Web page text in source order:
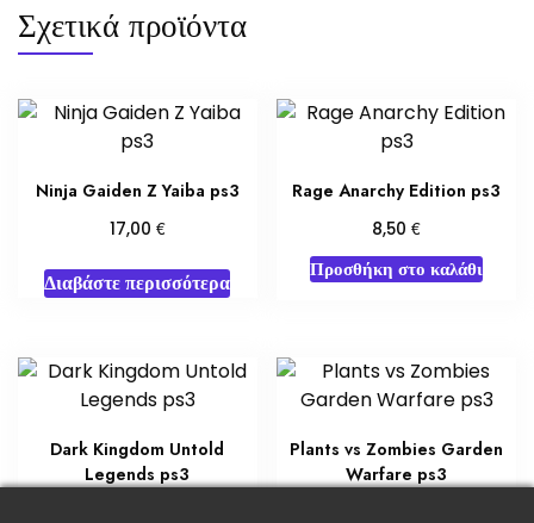
Σχετικά προϊόντα
Ninja Gaiden Z Yaiba ps3
17,00 €
Διαβάστε περισσότερα
Rage Anarchy Edition ps3
8,50€
Προσθήκη στο καλάθι
Dark Kingdom Untold
Legends ps3
Plants vs Zombies Garden
Warfare ps3